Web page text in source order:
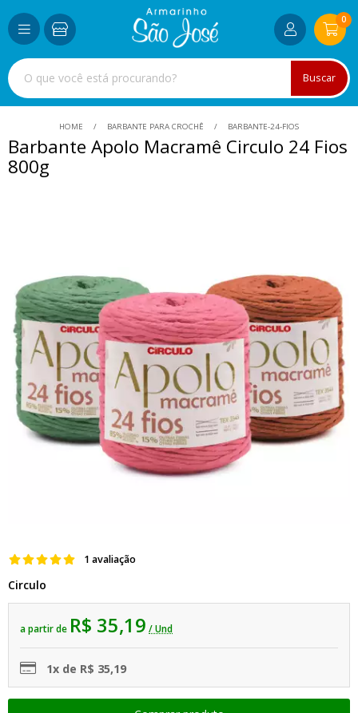
Buscar
0
HOME BARBANTE PARA CROCHÊ BARBANTE-24-FIOS
Barbante Apolo Macramê Circulo 24 Fios
800g
1 avaliação
Circulo
a partir de R$ 35,19 / Und
1x de R$ 35,19